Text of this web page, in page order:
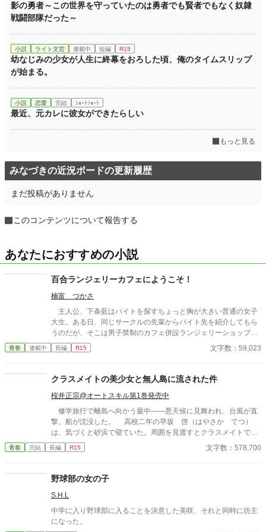
影の勇者～この世界を守っていたのは勇者でも賢者でもなく奴隷
戦闘部隊だった～
小説 ライト文芸 連載中 短編 R15
幼なじみの少女が人生に終幕をおろした頃、俺のタイムスリップ
が始まる。
小説 恋愛 完結 ｼｮｰﾄｼｮｰﾄ
最近、元カレに彼女ができたらしい
もっと見る
みなづきの近況ボードの更新履歴
まだ投稿がありません
このコンテンツについて報告する
あなたにおすすめの小説
百合ランジェリーカフェにようこそ！
楠富 つかさ
主人公、下条藍はバイトを探すちょっと胸が大きい普通の女子
大生。ある日、同じサークルの先輩からバイト先を紹介してもら
うのだが、そこは男子禁制のカフェ併設ランジェリーショップ
で！？ ちょっとハレンチなお仕事カフェライフ、始まりま
す！！ ※この物語はフィクションであり実在の人物・団体・法律
成できないのでビキニで代用しています。
青春 連載中 長編 R15 文字数：59,023
クラスメイトの美少女と無人島に流された件
桜井正宗@オートスキル第1巻発売中
修学旅行で離島へ向かう最中――悪天候に見舞われ、台風が直
撃。船が沈没した。 高校二年の早坂 啓（はやさか てつ）
は、気づくと砂浜で寝ていた。周囲を見渡すとクラスメイトで美
少女の天音 愛（あまね まな）が隣に倒れていた。 どうや
ら、漂流して流されていたようだった。 帰ろうにも島は『無人
無人島サバイバルをしていくのだが……クラスの女子が次々に見
いに発展！？
青春 完結 長編 R15 文字数：578,700
野球部の女の子
S.H.L
中学に入り野球部に入ることを決意した美咲、それと同時に坊主
になった。